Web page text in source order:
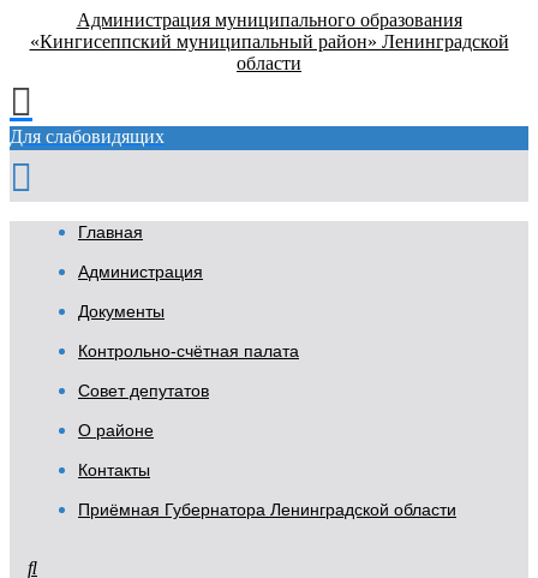
Администрация муниципального образования
«Кингисеппский муниципальный район» Ленинградской
области
Для слабовидящих
Главная
Администрация
Документы
Контрольно-счётная палата
Совет депутатов
О районе
Контакты
Приёмная Губернатора Ленинградской области